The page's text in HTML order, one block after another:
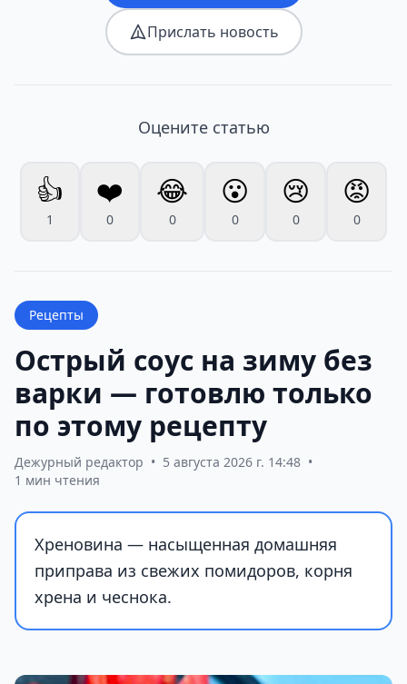
Прислать новость
Оцените статью
👍
1
❤️
0
😂
0
😮
0
😢
0
😡
0
Рецепты
Острый соус на зиму без
варки — готовлю только
по этому рецепту
Дежурный редактор • 5 августа 2026 г. 14:48 •
1 мин чтения
Хреновина — насыщенная домашняя
приправа из свежих помидоров, корня
хрена и чеснока.